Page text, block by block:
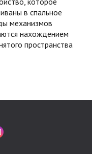
в спальное
механизмов
нахождением
пространства